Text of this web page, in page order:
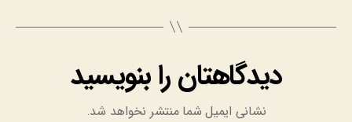
دیدگاهتان را بنویسید
نشانی ایمیل شما منتشر نخواهد شد.